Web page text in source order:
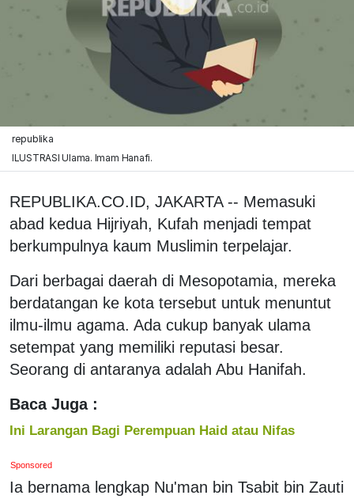
republika
ILUSTRASI Ulama. Imam Hanafi.
REPUBLIKA.CO.ID, JAKARTA -- Memasuki
abad kedua Hijriyah, Kufah menjadi tempat
berkumpulnya kaum Muslimin terpelajar.
Dari berbagai daerah di Mesopotamia, mereka
berdatangan ke kota tersebut untuk menuntut
ilmu-ilmu agama. Ada cukup banyak ulama
setempat yang memiliki reputasi besar.
Seorang di antaranya adalah Abu Hanifah.
Baca Juga :
Ini Larangan Bagi Perempuan Haid atau Nifas
Sponsored
Ia bernama lengkap Nu'man bin Tsabit bin Zauti